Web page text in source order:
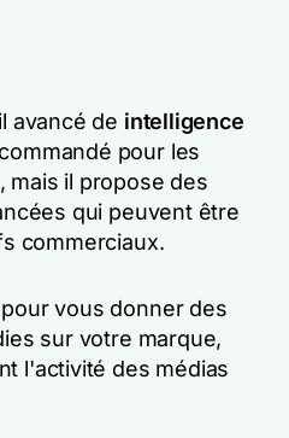
avancé de intelligence
pour les
mais il propose des
qui peuvent être
commerciaux.
vous donner des
sur votre marque,
l'activité des médias